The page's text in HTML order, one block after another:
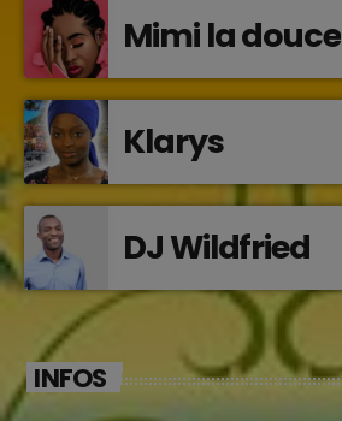
Mimi la douce
Klarys
DJ Wildfried
INFOS